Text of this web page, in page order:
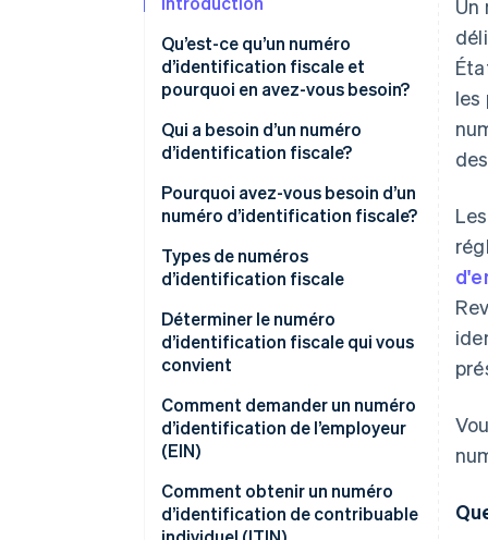
Qu’est-ce qu’un numéro
d’identification fiscale et
pourquoi en avez-vous besoin?
Séparer le personnel du
professionnel
Pour protéger vos données
personnelles
Pour construire votre crédibilité
réglementation
Qui a besoin d’un numéro
d’identification fiscale?
Entreprises employant du
personnel
Entreprises qui opèrent en tant
qu’entités juridiques distinctes
Les propriétaires uniques qui
souhaitent gérer les finances de
leur entreprise séparément
Organisations à but non lucratif
ou caritatives
entités spécialisées
Pourquoi avez-vous besoin d’un
numéro d’identification fiscale?
Déclarations fiscales
l’embauche
Ouverture de comptes
Établissement de l’identité
juridique et financière
Obtenir des licences et permis
d’exploitation
Types de numéros
d’identification fiscale
Numéro de sécurité sociale
(SSN)
d’employeur (EIN)
Numéro individuel
Numéro d’identification fiscale
du préparateur (PTIN)
Déterminer le numéro
d’identification fiscale qui vous
convient
Propriétaires uniques
Sociétés à responsabilité
Sociétés à responsabilité
limitée et partenariats
Comment demander un numéro
d’identification de l’employeur
(EIN)
1. Déterminer si vous avez
besoin d’un EIN
Comment obtenir un numéro
d’identification de contribuable
Un
les